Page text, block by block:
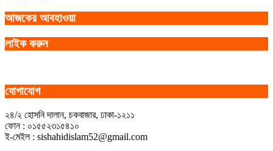
আজকের আবহাওয়া
লাইক করুন
যোগাযোগ
২৪/২ হোসনি দালান, চকবাজার, ঢাকা-১২১১
ফোন : ০১৫৫২৩১৫৪১০
ই-মেইল : sishahidislam52@gmail.com